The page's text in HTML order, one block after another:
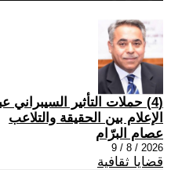
(4) حملات التأثير
الإعلام بين الحقيقة والتلاعب
عصام البرّام
2026 / 8 / 9
قضايا ثقافية